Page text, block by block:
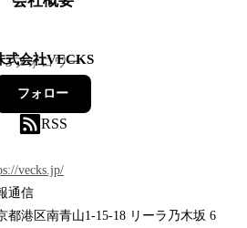
式会社VECKS
3フォロワー
フォロー
RSS
vecks.jp/
通信
都港区南青山1-15-18 リーラ乃木坂 6